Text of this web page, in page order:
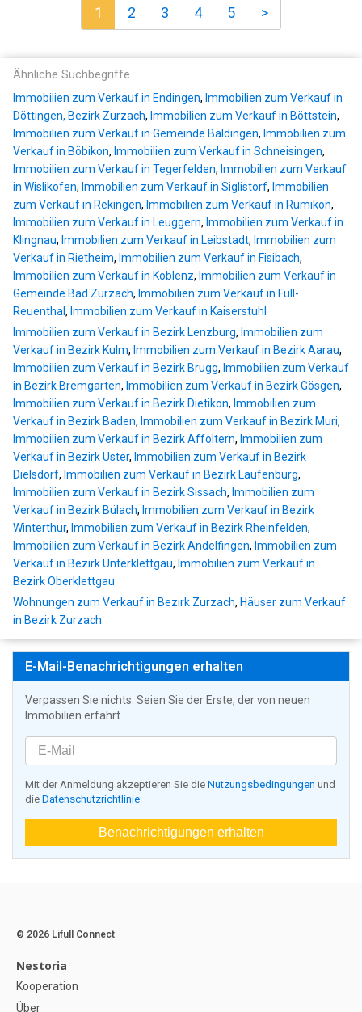
1 2 3 4 5 >
Ähnliche Suchbegriffe
Immobilien zum Verkauf in Endingen, Immobilien zum Verkauf in
Döttingen, Bezirk Zurzach, Immobilien zum Verkauf in Böttstein,
Immobilien zum Verkauf in Gemeinde Baldingen, Immobilien zum
Verkauf in Böbikon, Immobilien zum Verkauf in Schneisingen,
Immobilien zum Verkauf in Tegerfelden, Immobilien zum Verkauf
in Wislikofen, Immobilien zum Verkauf in Siglistorf, Immobilien
zum Verkauf in Rekingen, Immobilien zum Verkauf in Rümikon,
Immobilien zum Verkauf in Leuggern, Immobilien zum Verkauf in
Klingnau, Immobilien zum Verkauf in Leibstadt, Immobilien zum
Verkauf in Rietheim, Immobilien zum Verkauf in Fisibach,
Immobilien zum Verkauf in Koblenz, Immobilien zum Verkauf in
Gemeinde Bad Zurzach, Immobilien zum Verkauf in Full-
Reuenthal, Immobilien zum Verkauf in Kaiserstuhl
Immobilien zum Verkauf in Bezirk Lenzburg, Immobilien zum
Verkauf in Bezirk Kulm, Immobilien zum Verkauf in Bezirk Aarau,
Immobilien zum Verkauf in Bezirk Brugg, Immobilien zum Verkauf
in Bezirk Bremgarten, Immobilien zum Verkauf in Bezirk Gösgen,
Immobilien zum Verkauf in Bezirk Dietikon, Immobilien zum
Verkauf in Bezirk Baden, Immobilien zum Verkauf in Bezirk Muri,
Immobilien zum Verkauf in Bezirk Affoltern, Immobilien zum
Verkauf in Bezirk Uster, Immobilien zum Verkauf in Bezirk
Dielsdorf, Immobilien zum Verkauf in Bezirk Laufenburg,
Immobilien zum Verkauf in Bezirk Sissach, Immobilien zum
Verkauf in Bezirk Bülach, Immobilien zum Verkauf in Bezirk
Winterthur, Immobilien zum Verkauf in Bezirk Rheinfelden,
Immobilien zum Verkauf in Bezirk Andelfingen, Immobilien zum
Verkauf in Bezirk Unterklettgau, Immobilien zum Verkauf in
Bezirk Oberklettgau
Wohnungen zum Verkauf in Bezirk Zurzach, Häuser zum Verkauf
in Bezirk Zurzach
E-Mail-Benachrichtigungen erhalten
Verpassen Sie nichts: Seien Sie der Erste, der von neuen
Immobilien erfährt
Mit der Anmeldung akzeptieren Sie die Nutzungsbedingungen und
die Datenschutzrichtlinie
Benachrichtigungen erhalten
© 2026 Lifull Connect
Nestoria
Kooperation
Über